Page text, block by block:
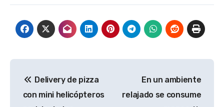
de
Delivery de pizza
con mini helicópteros
En un ambiente
relajado se consume